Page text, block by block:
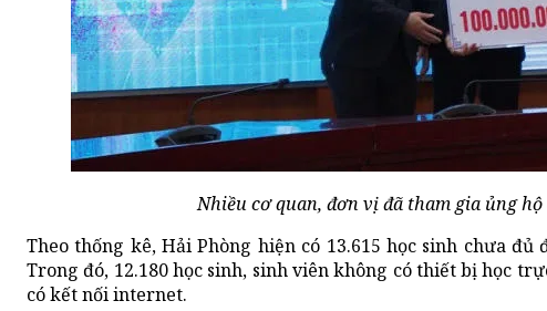
Nhiều cơ quan, đơn vị đã tham gia ủng
Theo thống kê, Hải Phòng hiện có 13.615 học sinh chưa
Trong đó, 12.180 học sinh, sinh viên không có thiết bị học
có kết nối internet.